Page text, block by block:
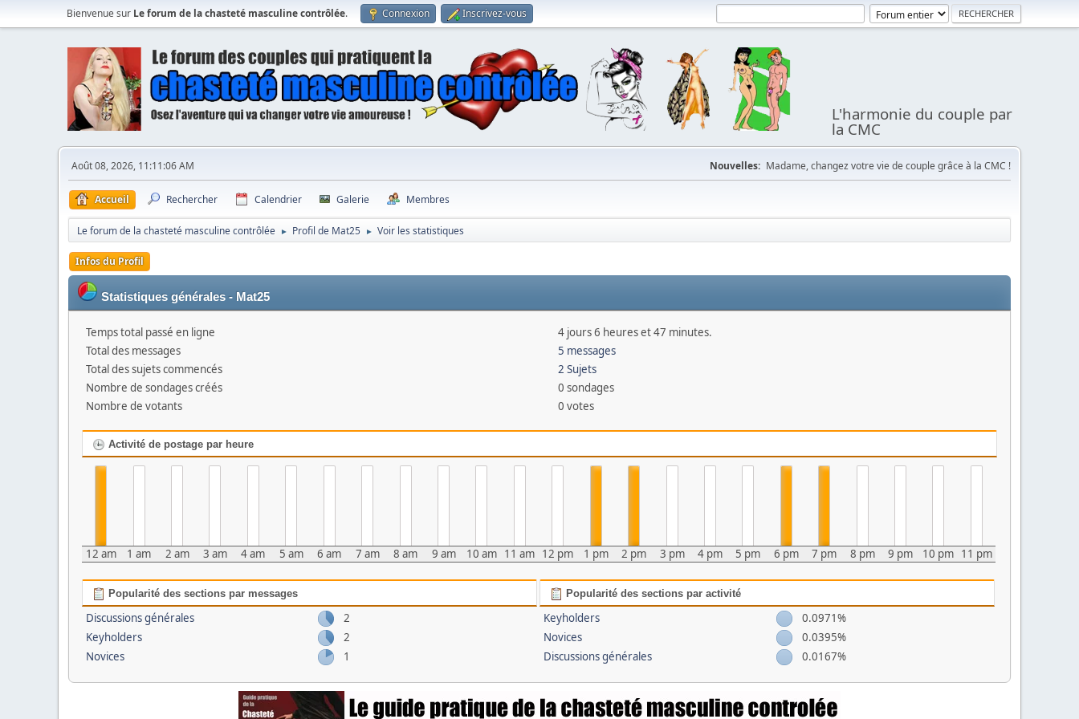
Bienvenue sur Le forum de la chasteté masculine contrôlée. Connexion Inscrivez-vous
L'harmonie du couple par
la CMC
Août 08, 2026, 11:11:06 AM Nouvelles: Madame, changez votre vie de couple grâce à la CMC !
Accueil Rechercher Calendrier Galerie Membres
Le forum de la chasteté masculine contrôlée ► Profil de Mat25 ► Voir les statistiques
Infos du Profil
Statistiques générales - Mat25
Temps total passé en ligne
4 jours 6 heures et 47 minutes.
Total des messages
5 messages
Total des sujets commencés
2 Sujets
Nombre de sondages créés
0 sondages
Nombre de votants
0 votes
Activité de postage par heure
12 am 1 am 2 am 3 am 4 am 5 am 6 am 7 am 8 am 9 am 10 am 11 am 12 pm 1 pm 2 pm 3 pm 4 pm 5 pm 6 pm 7 pm 8 pm 9 pm 10 pm 11 pm
Popularité des sections par messages
Discussions générales
2
Keyholders
2
Novices
1
Popularité des sections par activité
Keyholders
0.0971%
Novices
0.0395%
Discussions générales
0.0167%